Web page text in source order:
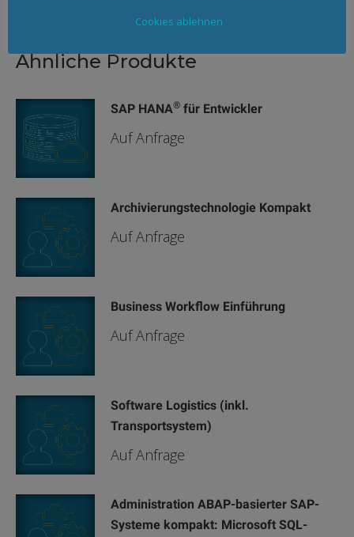
Ähnliche Produkte
SAP HANA® für Entwickler
Auf Anfrage
Archivierungstechnologie Kompakt
Auf Anfrage
Business Workflow Einführung
Auf Anfrage
Software Logistics (inkl.
Transportsystem)
Auf Anfrage
Administration ABAP-basierter SAP-
Systeme kompakt: Microsoft SQL-
Cookies ablehnen